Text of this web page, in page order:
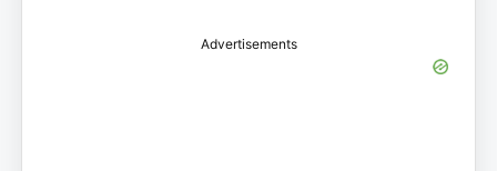
Advertisements